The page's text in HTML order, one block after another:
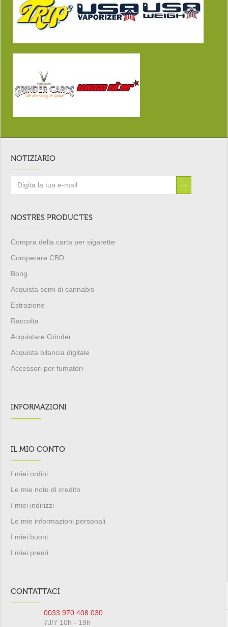
NOTIZIARIO
NOSTRES PRODUCTES
Compra della carta per sigarette
Comperare CBD
Bong
Acquista semi di cannabis
Estrazione
Raccolta
Acquistare Grinder
Acquista bilancia digitale
Accessori per fumatori
INFORMAZIONI
IL MIO CONTO
I miei ordini
Le mie note di credito
I miei indirizzi
Le mie informazioni personali
I miei buoni
I miei premi
CONTATTACI
0033 970 408 030
7J/7 10h - 19h